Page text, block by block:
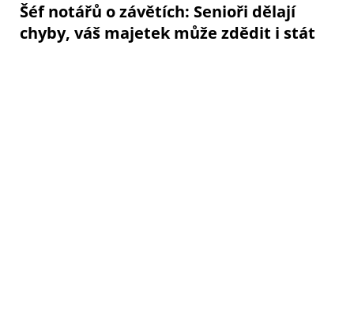
Šéf notářů o závětích: Senioři dělají
chyby, váš majetek může zdědit i stát